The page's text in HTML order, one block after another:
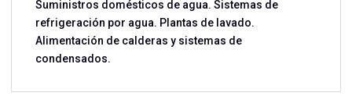
Suministros domésticos de agua. Sistemas de
refrigeración por agua. Plantas de lavado.
Alimentación de calderas y sistemas de
condensados.